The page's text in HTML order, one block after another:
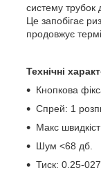
систему трубок
Це запобігає
продовжує
Технічні
Кнопкова
Спрей: 1
Макс
Шум <68 дб.
Тиск: 0.25-